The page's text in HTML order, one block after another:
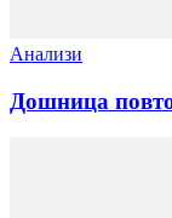
Анализи
Дошница